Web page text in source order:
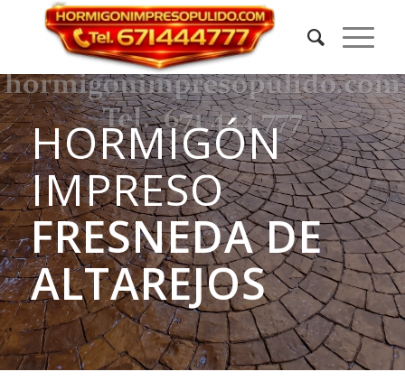
HORMIGÓN
IMPRESO
FRESNEDA DE
ALTAREJOS